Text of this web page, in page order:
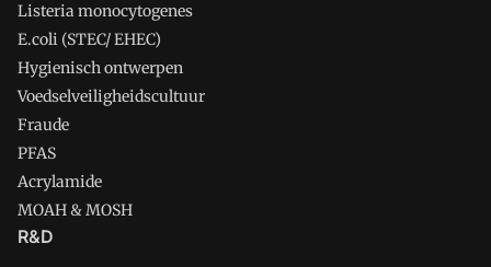
Listeria monocytogenes
E.coli (STEC/ EHEC)
Hygienisch ontwerpen
Voedselveiligheidscultuur
Fraude
PFAS
Acrylamide
MOAH & MOSH
R&D